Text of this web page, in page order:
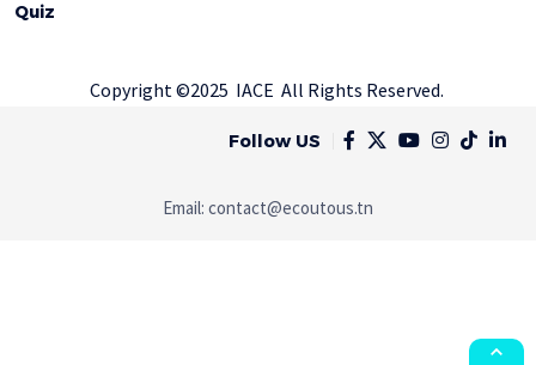
Quiz
Copyright ©2025 IACE All Rights Reserved.
Follow US
Email: contact@ecoutous.tn